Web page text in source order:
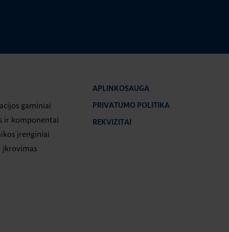
gaminiai
ir komponentai
įrenginiai
APLINKOSAUGA
PRIVATUMO POLITIKA
REKVIZITAI